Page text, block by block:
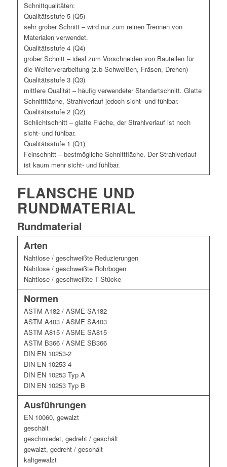
Schnittqualitäten:
Qualitätsstufe 5 (Q5)
sehr grober Schnitt – wird nur zum reinen Trennen von
Materialen verwendet.
Qualitätsstufe 4 (Q4)
grober Schnitt – ideal zum Vorschneiden von Bauteilen für
die Weiterverarbeitung (z.b Schweißen, Fräsen, Drehen)
Qualitätsstufe 3 (Q3)
mittlere Qualität – häufig verwendeter Standartschnitt. Glatte
Schnittfläche, Strahlverlauf jedoch sicht- und fühlbar.
Qualitätsstufe 2 (Q2)
Schlichtschnitt – glatte Fläche, der Strahlverlauf ist noch
sicht- und fühlbar.
Qualitätsstufe 1 (Q1)
Feinschnitt – bestmögliche Schnittfläche. Der Strahlverlauf
ist kaum mehr sicht- und fühlbar.
FLANSCHE UND
RUNDMATERIAL
Rundmaterial
Arten
Nahtlose / geschweißte Reduzierungen
Nahtlose / geschweißte Rohrbogen
Nahtlose / geschweißte T-Stücke
Normen
ASTM A182 / ASME SA182
ASTM A403 / ASME SA403
ASTM A815 / ASME SA815
ASTM B366 / ASME SB366
DIN EN 10253-2
DIN EN 10253-4
DIN EN 10253 Typ A
DIN EN 10253 Typ B
Ausführungen
EN 10060, gewalzt
geschält
geschmiedet, gedreht / geschält
gewalzt, gedreht / geschält
kaltgewalzt